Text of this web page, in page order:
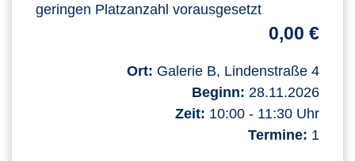
geringen Platzanzahl vorausgesetzt
0,00 €
Ort: Galerie B, Lindenstraße 4
Beginn: 28.11.2026
Zeit: 10:00 - 11:30 Uhr
Termine: 1